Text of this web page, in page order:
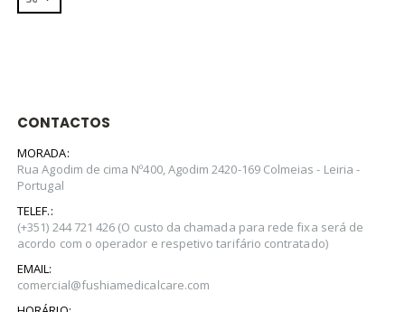
CONTACTOS
MORADA:
Rua Agodim de cima Nº400, Agodim 2420-169 Colmeias - Leiria -
Portugal
TELEF.:
(+351) 244 721 426 (O custo da chamada para rede fixa será de
acordo com o operador e respetivo tarifário contratado)
EMAIL:
comercial@fushiamedicalcare.com